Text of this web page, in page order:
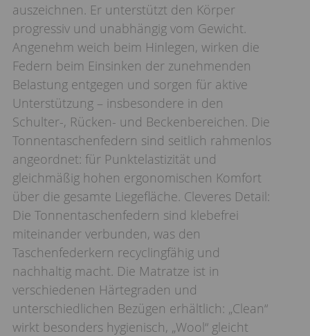
auszeichnen. Er unterstützt den Körper
progressiv und unabhängig vom Gewicht.
Angenehm weich beim Hinlegen, wirken die
Federn beim Einsinken der zunehmenden
Belastung entgegen und sorgen für aktive
Unterstützung – insbesondere in den
Schulter-, Rücken- und Beckenbereichen. Die
Tonnentaschenfedern sind seitlich rahmenlos
angeordnet: für Punktelastizität und
gleichmäßig hohen ergonomischen Komfort
über die gesamte Liegefläche. Cleveres Detail:
Die Tonnentaschenfedern sind klebefrei
miteinander verbunden, was den
Taschenfederkern recyclingfähig und
nachhaltig macht. Die Matratze ist in
verschiedenen Härtegraden und
unterschiedlichen Bezügen erhältlich: „Clean“
wirkt besonders hygienisch, „Wool“ gleicht